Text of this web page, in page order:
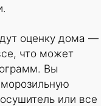
оценку дома —
что может
Вы
или все